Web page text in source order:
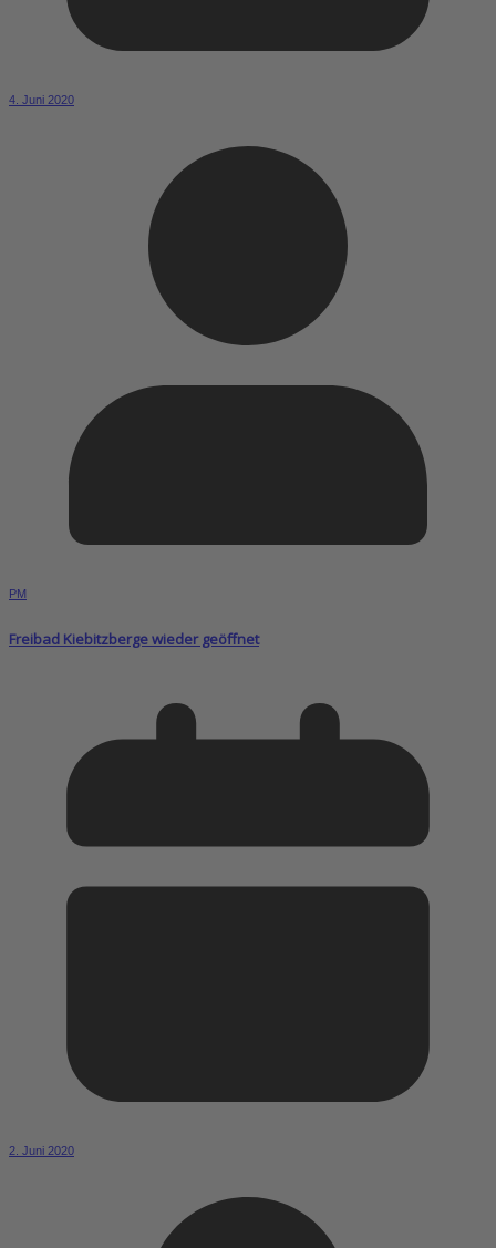
4. Juni 2020
PM
Freibad Kiebitzberge wieder geöffnet
2. Juni 2020